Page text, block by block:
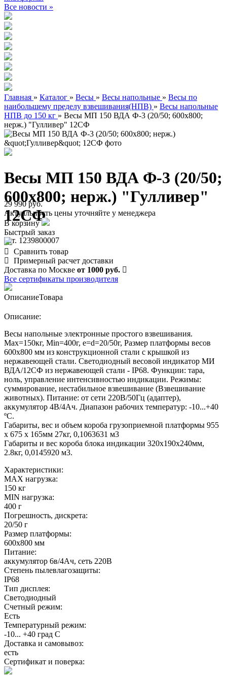
Все новости »
Главная » Каталог » Весы » Весы напольные » Весы по
наибольшему пределу взвешивания(НПВ) » Весы напольные
НПВ до 150 кг » Весы МП 150 ВДА Ф-3 (20/50; 600х800;
нерж.) "Гулливер" 12СФ
Весы МП 150 ВДА Ф-3 (20/50;
600х800; нерж.) "Гулливер"
12СФ
арт. 1239800007
29 990 руб.
Актуальность цены уточняйте у менеджера
В корзину
Быстрый заказ
Сравнить товар
Примерный расчет доставки
Доставка по Москве от 1000 руб.
Все сертификаты производителя
ОписаниеТовара
Описание:
Весы напольные электронные простого взвешивания.
Мах=150кг, Min=400г, е=d=20/50г, Размер платформы весов
600х800 мм из конструкционной стали с крышкой из
нержавеющей стали. Светодиодный весовой индикатор МИ
ВДА/12СФ из нержавеющей стали - IP68. Функции: тара,
ноль, управление интенсивностью индикации. Режимы:
суммирование, нестабильное взвешивание (Взвешивание
животных). Питание: от сети 220В/50Гц (адаптер),
аккумулятор 4В/4Ач. Диапазон рабочих температур: -10...+40
ºС.
Габариты, вес и объем короба грузоприемной платформы 955
х 675 х 165мм 27кг, 0,1063631 м3
Габариты и вес короба блока индикации 320х190х240мм,
2.8кг, 0,0145920 м3.
Характеристики:
MAX нагрузка:
150 кг
MIN нагрузка:
400 г
Погрешность, дискрета:
20/50 г
Размер платформы:
600х800 мм
Питание:
аккумулятор 6в/4Ач, сеть 220В
Степень пылевлагозащиты:
IP68
Тип дисплея:
Светодиодный
Счетный режим:
Есть
Температурный режим:
-10... +40 град С
Доставка и самовывоз:
есть
Сертификат и поверка: